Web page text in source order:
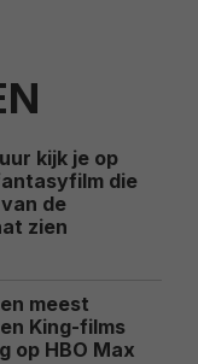
kijk je op
die
de
zien
meest
King-films
op HBO Max